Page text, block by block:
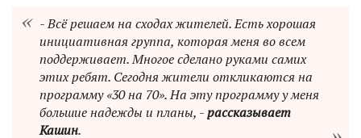
- Всё решаем на сходах жителей. Есть хорошая
инициативная группа, которая меня во всем
поддерживает. Многое сделано руками самих
этих ребят. Сегодня жители откликаются на
программу «30 на 70». На эту программу у меня
большие надежды и планы, -рассказывает
Кашин.